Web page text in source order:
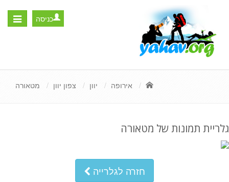
Toggle
כניסה
אירופה יוון צפון יוון מטאורה
גלריית תמונות של מטאורה
חזרה לגלרייה